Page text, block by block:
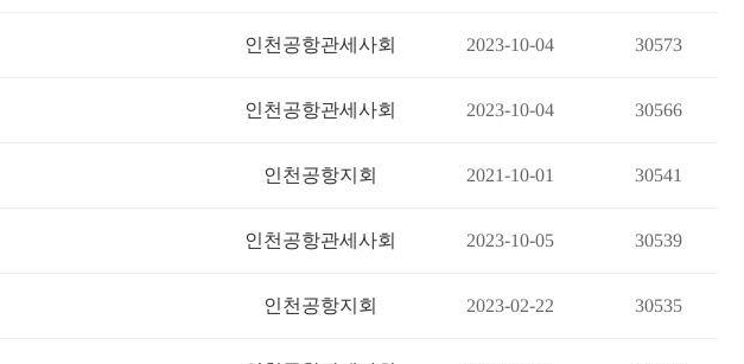
인천공항관세사회 2023-10-04 30573
인천공항관세사회 2023-10-04 30566
인천공항지회 2021-10-01 30541
인천공항관세사회 2023-10-05 30539
인천공항지회 2023-02-22 30535